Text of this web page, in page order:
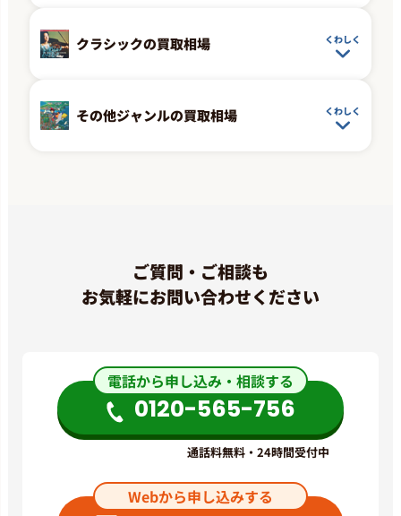
最高買取価格
800円
洋楽ロック
最高買取価格
1,100円
杏里 「Timely!!」(28K-63)
最高買取価格
2,000円
シティポップ
菊池桃子 「Adventure」(30183-
28)
クラシックの買取相場 くわしく
その他ジャンルの買取相場 くわしく
ご質問・ご相談も
お気軽にお問い合わせください
電話から申し込み・相談する
0120-565-756
通話料無料・24時間受付中
Webから申し込みする